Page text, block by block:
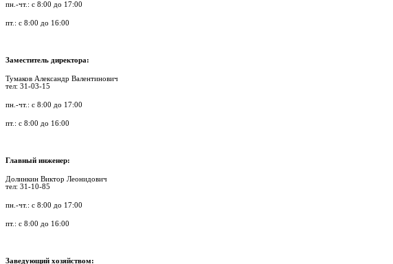
пн.-чт.: с 8:00 до 17:00
пт.: с 8:00 до 16:00
Заместитель директора:
Тумаков Александр Валентинович
тел: 31-03-15
пн.-чт.: с 8:00 до 17:00
пт.: с 8:00 до 16:00
Главный инженер:
Долинкин Виктор Леонидович
тел: 31-10-85
пн.-чт.: с 8:00 до 17:00
пт.: с 8:00 до 16:00
Заведующий хозяйством: